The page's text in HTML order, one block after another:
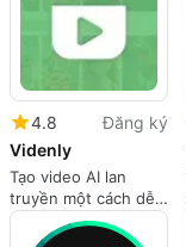
4.8
Đăng ký
Videnly
Tạo video AI lan
truyền một cách dễ
dàng